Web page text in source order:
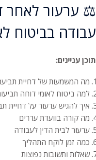
⚖️ ערעור לאחר
עבודה בביטוח
תוכן עניינים:
מה המשמעות של דחיית
למה ביטוח לאומי דוחה
איך להגיש ערעור על דחיית
מה קורה בוועדת עררים
ערעור לבית הדין לעבודה
כמה זמן לוקח התהליך
שאלות ותשובות נפוצות